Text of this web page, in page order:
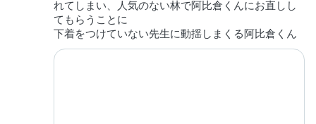
れてしまい、人気のない林で阿比倉くんにお直しし
てもらうことに
下着をつけていない先生に動揺しまくる阿比倉くん